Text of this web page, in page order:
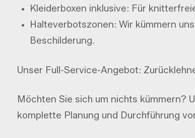
Kleiderboxen inklusive: Für
Halteverbotszonen: Wir kümmern
Beschilderung.
Unser Full-Service-Angebot:
Möchten Sie sich um nichts kümmern?
komplette Planung und Durchführung